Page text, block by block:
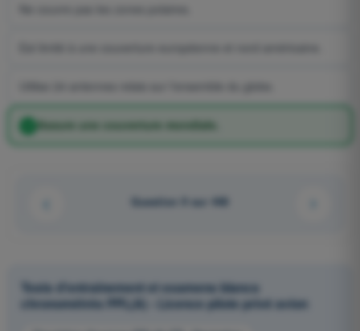
Assure une couverture mondiale.
Question 9 sur 448
Tests d'entraînement et examens blancs
chronométrés PPL(A) - Licence pilote privé avion